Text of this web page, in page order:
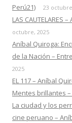
Perú21)
23
LAS CAUTELARES
octubre, 2025
Aníbal Quiroga:
de la Nación –
2025
EL 117 – Aníbal
Mentes brillantes
La ciudad y los
cine peruano –